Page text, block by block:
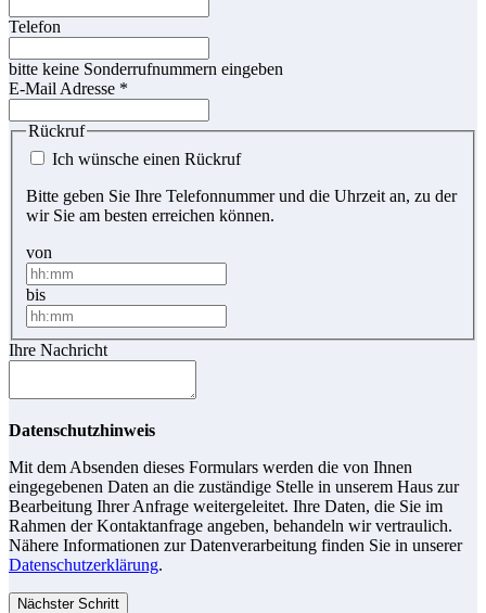
Telefon
bitte keine Sonderrufnummern eingeben
E-Mail Adresse *
Rückruf
Ich wünsche einen Rückruf
Bitte geben Sie Ihre Telefonnummer und die Uhrzeit an, zu der
wir Sie am besten erreichen können.
von
bis
Ihre Nachricht
Datenschutzhinweis
Mit dem Absenden dieses Formulars werden die von Ihnen
eingegebenen Daten an die zuständige Stelle in unserem Haus zur
Bearbeitung Ihrer Anfrage weitergeleitet. Ihre Daten, die Sie im
Rahmen der Kontaktanfrage angeben, behandeln wir vertraulich.
Nähere Informationen zur Datenverarbeitung finden Sie in unserer
Datenschutzerklärung.
Nächster Schritt